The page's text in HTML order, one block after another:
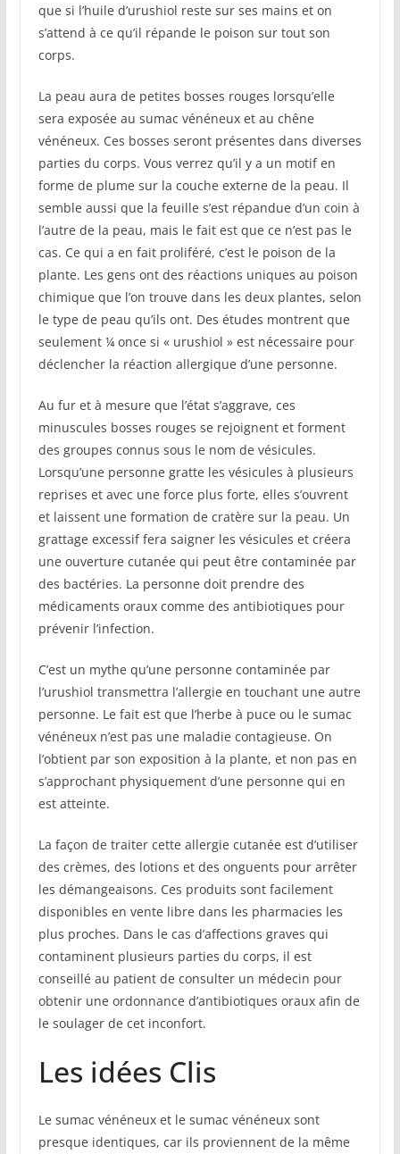
que si l’huile d’urushiol reste sur ses mains et on
s’attend à ce qu’il répande le poison sur tout son
corps.
La peau aura de petites bosses rouges lorsqu’elle
sera exposée au sumac vénéneux et au chêne
vénéneux. Ces bosses seront présentes dans diverses
parties du corps. Vous verrez qu’il y a un motif en
forme de plume sur la couche externe de la peau. Il
semble aussi que la feuille s’est répandue d’un coin à
l’autre de la peau, mais le fait est que ce n’est pas le
cas. Ce qui a en fait proliféré, c’est le poison de la
plante. Les gens ont des réactions uniques au poison
chimique que l’on trouve dans les deux plantes, selon
le type de peau qu’ils ont. Des études montrent que
seulement ¼ once si « urushiol » est nécessaire pour
déclencher la réaction allergique d’une personne.
Au fur et à mesure que l’état s’aggrave, ces
minuscules bosses rouges se rejoignent et forment
des groupes connus sous le nom de vésicules.
Lorsqu’une personne gratte les vésicules à plusieurs
reprises et avec une force plus forte, elles s’ouvrent
et laissent une formation de cratère sur la peau. Un
grattage excessif fera saigner les vésicules et créera
une ouverture cutanée qui peut être contaminée par
des bactéries. La personne doit prendre des
médicaments oraux comme des antibiotiques pour
prévenir l’infection.
C’est un mythe qu’une personne contaminée par
l’urushiol transmettra l’allergie en touchant une autre
personne. Le fait est que l’herbe à puce ou le sumac
vénéneux n’est pas une maladie contagieuse. On
l’obtient par son exposition à la plante, et non pas en
s’approchant physiquement d’une personne qui en
est atteinte.
La façon de traiter cette allergie cutanée est d’utiliser
des crèmes, des lotions et des onguents pour arrêter
les démangeaisons. Ces produits sont facilement
disponibles en vente libre dans les pharmacies les
plus proches. Dans le cas d’affections graves qui
contaminent plusieurs parties du corps, il est
conseillé au patient de consulter un médecin pour
obtenir une ordonnance d’antibiotiques oraux afin de
le soulager de cet inconfort.
Les idées Clis
Le sumac vénéneux et le sumac vénéneux sont
presque identiques, car ils proviennent de la même